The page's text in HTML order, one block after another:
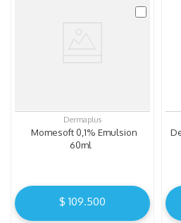
Dermaplus
Momesoft 0,1% Emulsion
60ml
$ 109.500